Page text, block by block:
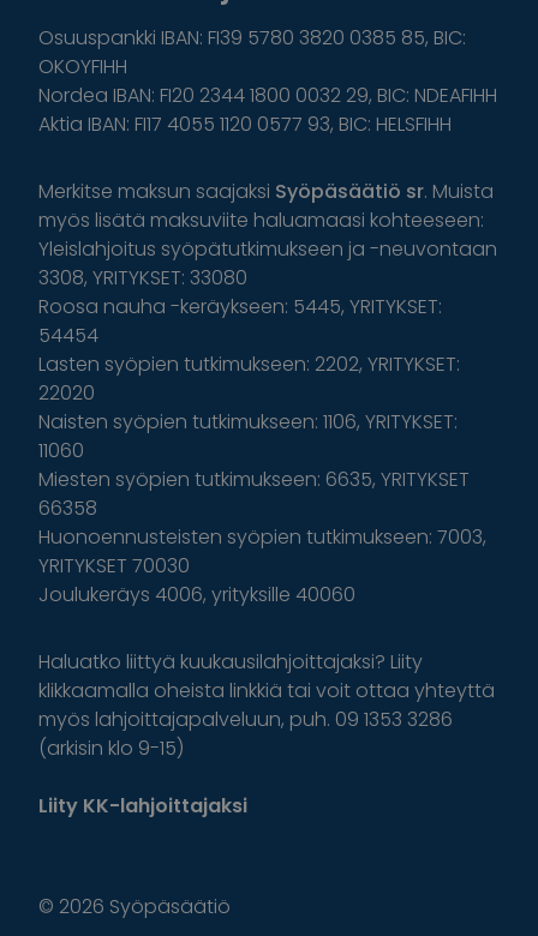
Osuuspankki IBAN: FI39 5780 3820 0385 85, BIC:
OKOYFIHH
Nordea IBAN: FI20 2344 1800 0032 29, BIC: NDEAFIHH
Aktia IBAN: FI17 4055 1120 0577 93, BIC: HELSFIHH
Merkitse maksun saajaksi Syöpäsäätiö sr. Muista
myös lisätä maksuviite haluamaasi kohteeseen:
Yleislahjoitus syöpätutkimukseen ja -neuvontaan
3308, YRITYKSET: 33080
Roosa nauha -keräykseen: 5445, YRITYKSET:
54454
Lasten syöpien tutkimukseen: 2202, YRITYKSET:
22020
Naisten syöpien tutkimukseen: 1106, YRITYKSET:
11060
Miesten syöpien tutkimukseen: 6635, YRITYKSET
66358
Huonoennusteisten syöpien tutkimukseen: 7003,
YRITYKSET 70030
Joulukeräys 4006, yrityksille 40060
Haluatko liittyä kuukausilahjoittajaksi? Liity
klikkaamalla oheista linkkiä tai voit ottaa yhteyttä
myös lahjoittajapalveluun, puh. 09 1353 3286
(arkisin klo 9-15)
Liity KK-lahjoittajaksi
© 2026 Syöpäsäätiö